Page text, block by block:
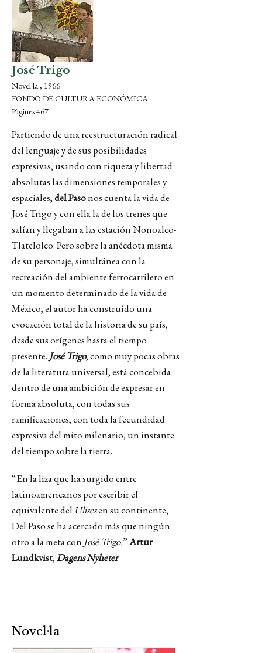
José Trigo
Novel·la , 1966
FONDO DE CULTURA ECONÓMICA
Pàgines 467
Partiendo de una reestructuración radical
del lenguaje y de sus posibilidades
expresivas, usando con riqueza y libertad
absolutas las dimensiones temporales y
espaciales,del Pasonos cuenta la vida de
José Trigo y con ella la de los trenes que
salían y llegaban a las estación Nonoalco-
Tlatelolco. Pero sobre la anécdota misma
de su personaje, simultánea con la
recreación del ambiente ferrocarrilero en
un momento determinado de la vida de
México, el autor ha construido una
evocación total de la historia de su país,
desde sus orígenes hasta el tiempo
presente. José Trigo, como muy pocas obras
de la literatura universal, está concebida
dentro de una ambición de expresar en
forma absoluta, con todas sus
ramificaciones, con toda la fecundidad
expresiva del mito milenario, un instante
del tiempo sobre la tierra.
“En la liza que ha surgido entre
latinoamericanos por escribir el
equivalente del Ulisesen su continente,
Del Paso se ha acercado más que ningún
otro a la meta con José Trigo.”Artur
Lundkvist,Dagens Nyheter
Novel·la